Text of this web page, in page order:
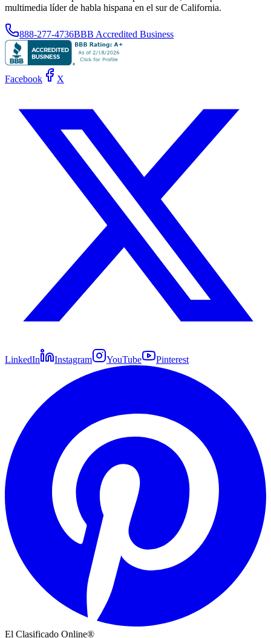
multimedia líder de habla hispana en el sur de California.
888-277-4736BBB Accredited Business
Facebook X
LinkedIn Instagram YouTube Pinterest
El Clasificado Online®